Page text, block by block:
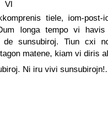
tiele, iom-post-
longa tempo vi
sunsubiroj. Tiun cxi
matene, kiam vi diris
Ni iru vivi